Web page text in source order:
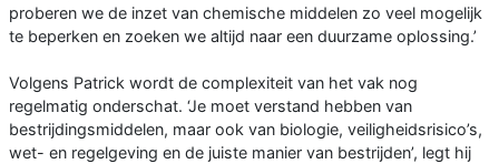
proberen we de inzet van chemische middelen zo veel mogelijk
te beperken en zoeken we altijd naar een duurzame oplossing.’
Volgens Patrick wordt de complexiteit van het vak nog
regelmatig onderschat. ‘Je moet verstand hebben van
bestrijdingsmiddelen, maar ook van biologie, veiligheidsrisico’s,
wet- en regelgeving en de juiste manier van bestrijden’, legt hij